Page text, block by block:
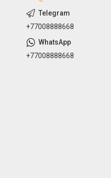
+77008888668
+77008888668